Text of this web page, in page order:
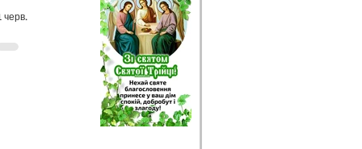
черв.